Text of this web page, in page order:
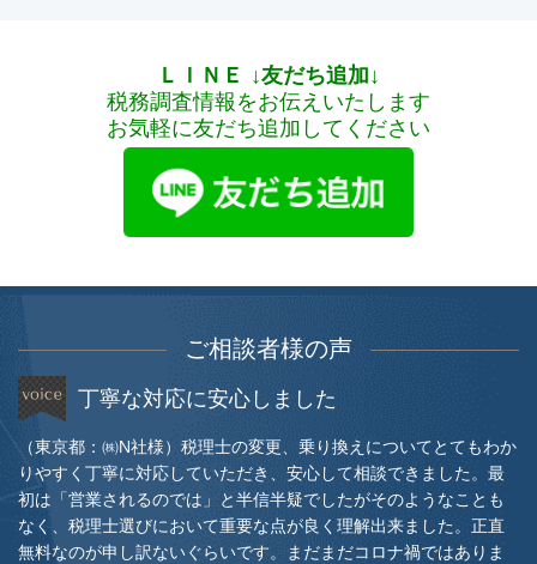
ＬＩＮＥ ↓友だち追加↓
税務調査情報をお伝えいたします
お気軽に友だち追加してください
ご相談者様の声
丁寧な対応に安心しました
（東京都：㈱N社様）税理士の変更、乗り換えについてとてもわか
りやすく丁寧に対応していただき、安心して相談できました。最
初は「営業されるのでは」と半信半疑でしたがそのようなことも
なく、税理士選びにおいて重要な点が良く理解出来ました。正直
無料なのが申し訳ないぐらいです。まだまだコロナ禍ではありま